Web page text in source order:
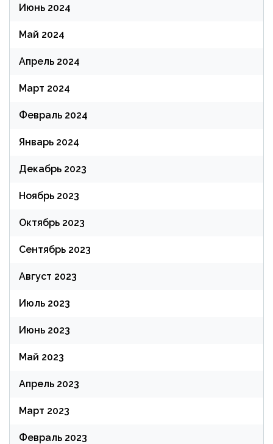
Июнь 2024
Май 2024
Апрель 2024
Март 2024
Февраль 2024
Январь 2024
Декабрь 2023
Ноябрь 2023
Октябрь 2023
Сентябрь 2023
Август 2023
Июль 2023
Июнь 2023
Май 2023
Апрель 2023
Март 2023
Февраль 2023